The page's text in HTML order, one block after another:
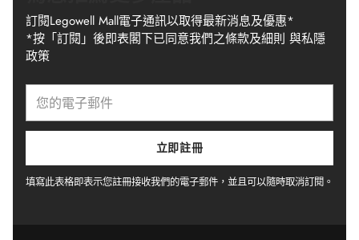
訂閱Legowell Mall電子通訊以取得最新消息及優惠*
*按「訂閱」後即表閣下已同意我們之條款及細則 與私隱
政策
電
郵
件
立即註冊
填寫此表格即表示您註冊接收我們的電子郵件，並且可以隨時取消訂閱。